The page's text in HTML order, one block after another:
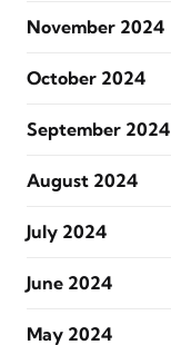
November 2024
October 2024
September 2024
August 2024
July 2024
June 2024
May 2024